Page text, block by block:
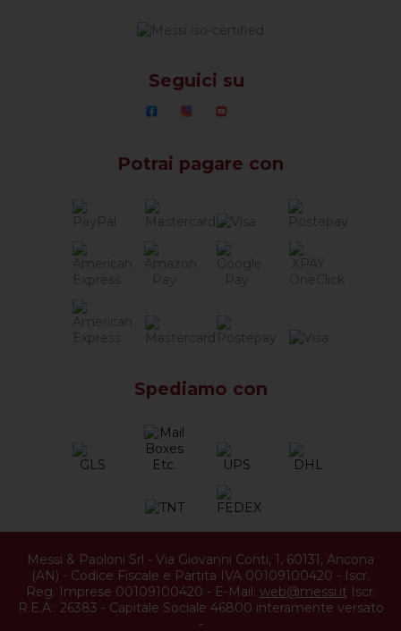
Seguici su
Potrai pagare con
Spediamo con
Messi & Paoloni Srl - Via Giovanni Conti, 1, 60131, Ancona
(AN) - Codice Fiscale e Partita IVA 00109100420 - Iscr.
Reg. Imprese 00109100420 - E-Mail: web@messi.it Iscr.
R.E.A.: 26383 - Capitale Sociale 46800 interamente versato
-